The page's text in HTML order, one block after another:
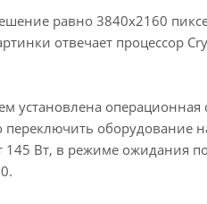
равно 3840x2160
отвечает процессор
установлена операционная
переключить
Вт, в режиме ожидания